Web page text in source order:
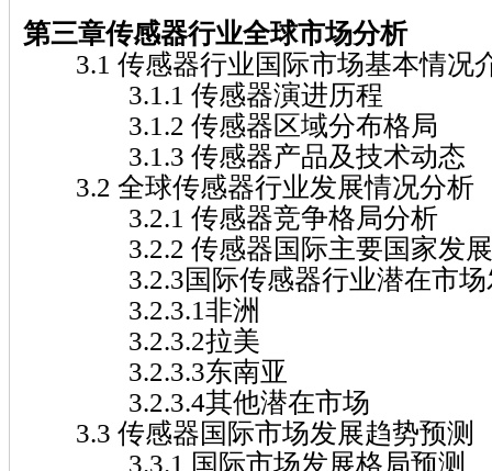
第三章传感器行业全球市场分析
3.1 传感器行业国际市场基本情况
3.1.1 传感器演进历程
3.1.2 传感器区域分布格局
3.1.3 传感器产品及技术动态
3.2 全球传感器行业发展情况分析
3.2.1 传感器竞争格局分析
3.2.2 传感器国际主要国家发展
3.2.3国际传感器行业潜在市场
3.2.3.1非洲
3.2.3.2拉美
3.2.3.3东南亚
3.2.3.4其他潜在市场
3.3 传感器国际市场发展趋势预测
3.3.1 国际市场发展格局预测